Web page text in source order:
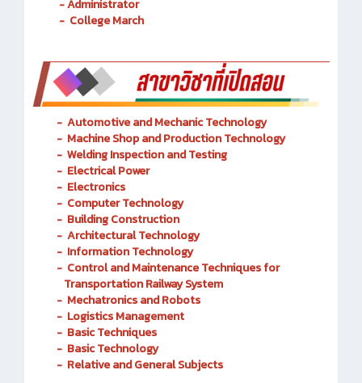
- Administrator
- Administrator
- Automotive and MechanicTechnology
- Machine Shop and Production Technology
- Welding Inspection and Testing
- Electrical Power
- Electronics
- Computer Technology
- Building Construction
- Architectural Technology
- Information Technology
Control and Maintenance Techniques for
Transportation Railway System
- Mechatronics and Robots
- Logistics Management
- Basic Techniques
- Basic Technology